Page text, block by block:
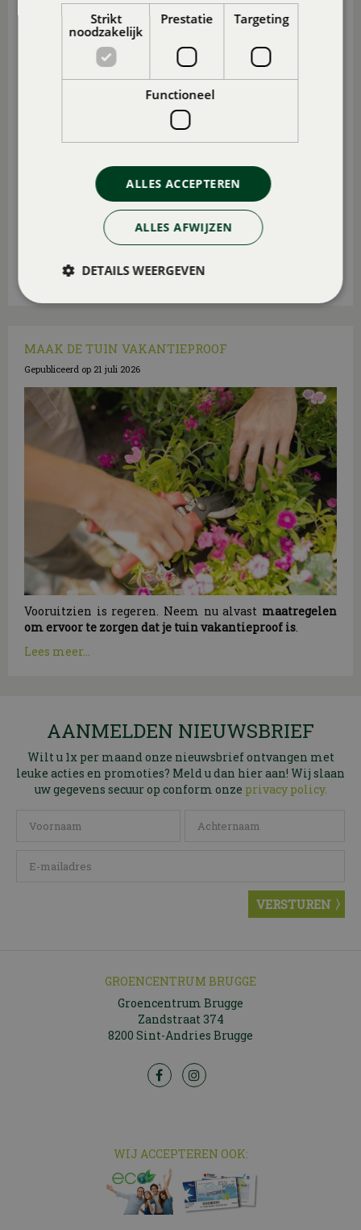
15 leuke tips voor in de tuin en op het
Lees meer...
MAAK DE TUIN VAKANTIEPROOF
Gepubliceerd op 21 juli 2026
Vooruitzien is regeren. Neem nu alvast maatregelen
om ervoor te zorgen dat je tuin vakantieproof is.
Lees meer...
AANMELDEN NIEUWSBRIEF
Wilt u 1x per maand onze nieuwsbrief ontvangen met
leuke acties en promoties? Meld u dan hier aan! Wij slaan
uw gegevens secuur op conform onze privacy policy.
GROENCENTRUM BRUGGE
Groencentrum Brugge
Zandstraat 374
8200 Sint-Andries Brugge
WIJ ACCEPTEREN OOK:
Strikt
noodzakelijk
Prestatie Targeting
Functioneel
ALLES ACCEPTEREN
ALLES AFWIJZEN
DETAILS WEERGEVEN